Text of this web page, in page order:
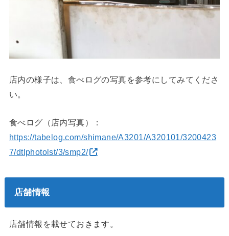
店内の様子は、食べログの写真を参考にしてみてくださ
い。
食べログ（店内写真）：
https://tabelog.com/shimane/A3201/A320101/3200423
7/dtlphotolst/3/smp2/
店舗情報
店舗情報を載せておきます。